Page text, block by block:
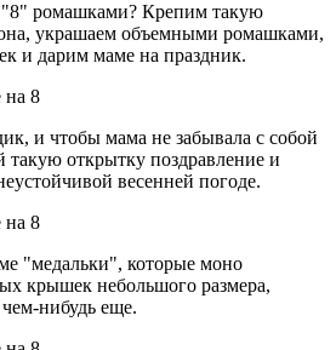
"8" ромашками? Крепим такую
украшаем объемными ромашками,
и дарим маме на праздник.
и чтобы мама не забывала с собой
такую открытку поздравление и
весенней погоде.
"медальки", которые моно
крышек небольшого размера,
нибудь еще.